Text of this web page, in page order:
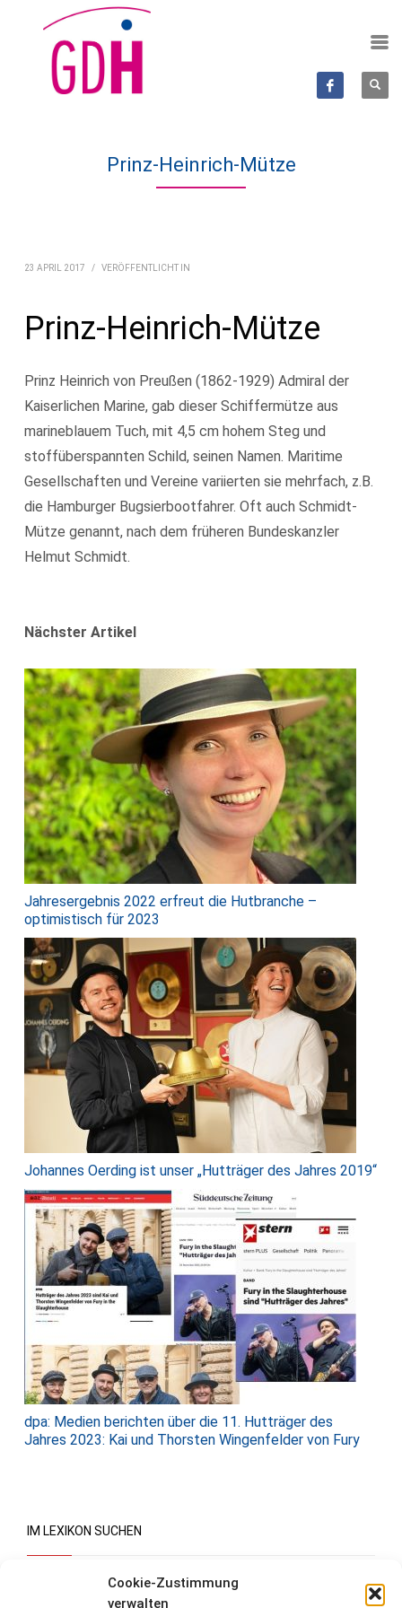
Cookie-Zustimmung
verwalten
Prinz-Heinrich-Mütze
23 APRIL 2017 / VERÖFFENTLICHT IN
Prinz-Heinrich-Mütze
Prinz Heinrich von Preußen (1862-1929) Admiral der
Kaiserlichen Marine, gab dieser Schiffermütze aus
marineblauem Tuch, mit 4,5 cm hohem Steg und
stoffüberspannten Schild, seinen Namen. Maritime
Gesellschaften und Vereine variierten sie mehrfach, z.B.
die Hamburger Bugsierbootfahrer. Oft auch Schmidt-
Mütze genannt, nach dem früheren Bundeskanzler
Helmut Schmidt.
Nächster Artikel
Jahresergebnis 2022 erfreut die Hutbranche –
optimistisch für 2023
Johannes Oerding ist unser „Hutträger des Jahres 2019“
dpa: Medien berichten über die 11. Hutträger des
Jahres 2023: Kai und Thorsten Wingenfelder von Fury
IM LEXIKON SUCHEN